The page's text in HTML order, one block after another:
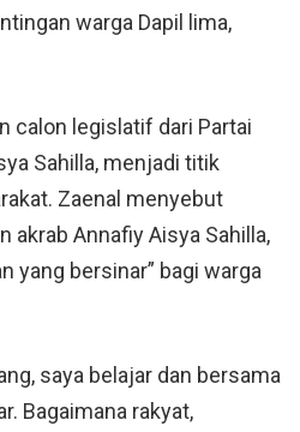
warga Dapil lima,
calon legislatif dari Partai
Sahilla, menjadi titik
Zaenal menyebut
akrab Annafiy Aisya Sahilla,
yang bersinar” bagi warga
saya belajar dan bersama
Bagaimana rakyat,